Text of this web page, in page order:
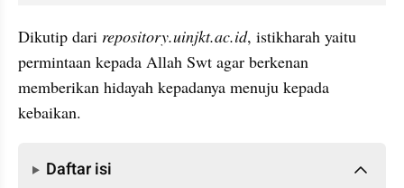
Dikutip dari repository.uinjkt.ac.id, istikharah yaitu
permintaan kepada Allah Swt agar berkenan
memberikan hidayah kepadanya menuju kepada
kebaikan.
Daftar isi